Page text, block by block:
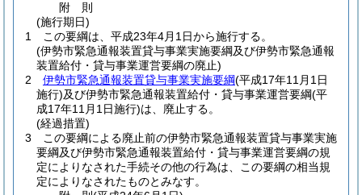
附 則
(施行期日)
1
この要綱は、平成23年4月1日から施行する。
(伊勢市緊急通報装置貸与事業実施要綱及び伊勢市緊急通報
装置給付・貸与事業運営要綱の廃止)
2
伊勢市緊急通報装置貸与事業実施要綱(平成17年11月1日
施行)及び伊勢市緊急通報装置給付・貸与事業運営要綱(平
成17年11月1日施行)は、廃止する。
(経過措置)
3
この要綱による廃止前の伊勢市緊急通報装置貸与事業実施
要綱及び伊勢市緊急通報装置給付・貸与事業運営要綱の規
定によりなされた手続その他の行為は、この要綱の相当規
定によりなされたものとみなす。